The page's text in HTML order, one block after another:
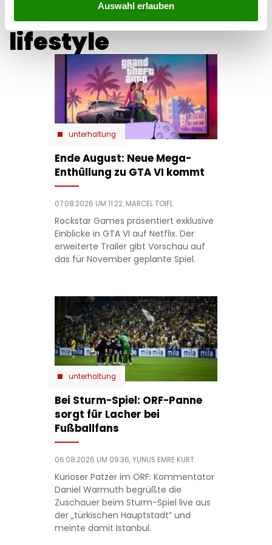
Auswahl erlauben
lifestyle
unterhaltung
Ende August: Neue Mega-
Enthüllung zu GTA VI kommt
07.08.2026 UM 11:22, MARCEL TOIFL
Rockstar Games präsentiert exklusive
Einblicke in GTA VI auf Netflix. Der
erweiterte Trailer gibt Vorschau auf
das für November geplante Spiel.
unterhaltung
Bei Sturm-Spiel: ORF-Panne
sorgt für Lacher bei
Fußballfans
06.08.2026 UM 09:36,YUNUS EMRE KURT
Kurioser Patzer im ORF: Kommentator
Daniel Warmuth begrüßte die
Zuschauer beim Sturm-Spiel live aus
der „türkischen Hauptstadt” und
meinte damit Istanbul.